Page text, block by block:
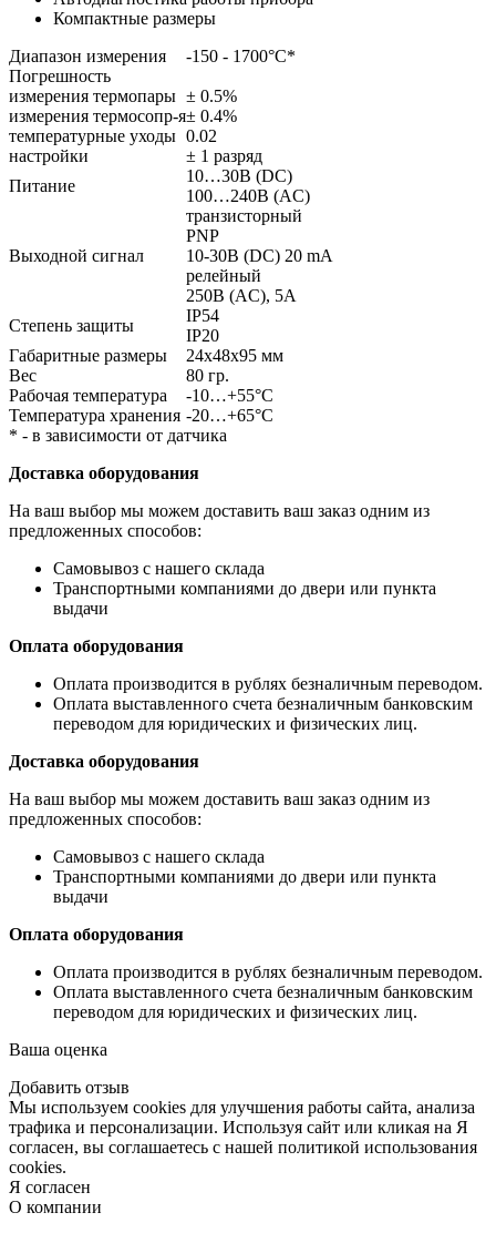
Компактные размеры
Диапазон измерения
-150 - 1700°С*
Погрешность
измерения термопары ± 0.5%
измерения термосопр-я± 0.4%
температурные уходы 0.02
настройки
± 1 разряд
Питание
10…30В (DC)
100…240В (AC)
Выходной сигнал
транзисторный
PNP
10-30В (DC) 20 mA
релейный
250В (AC), 5А
Степень защиты
IP54
IP20
Габаритные размеры
24х48х95 мм
Вес
80 гр.
Рабочая температура
-10…+55°С
Температура хранения -20…+65°С
* - в зависимости от датчика
Доставка оборудования
На ваш выбор мы можем доставить ваш заказ одним из
предложенных способов:
Самовывоз с нашего склада
Транспортными компаниями до двери или пункта
выдачи
Оплата оборудования
Оплата производится в рублях безналичным переводом.
Оплата выставленного счета безналичным банковским
переводом для юридических и физических лиц.
Доставка оборудования
На ваш выбор мы можем доставить ваш заказ одним из
предложенных способов:
Самовывоз с нашего склада
Транспортными компаниями до двери или пункта
выдачи
Оплата оборудования
Оплата производится в рублях безналичным переводом.
Оплата выставленного счета безналичным банковским
переводом для юридических и физических лиц.
Ваша оценка
Добавить отзыв
Мы используем cookies для улучшения работы сайта, анализа
трафика и персонализации. Используя сайт или кликая на Я
согласен, вы соглашаетесь с нашей политикой использования
cookies.
Я согласен
О компании